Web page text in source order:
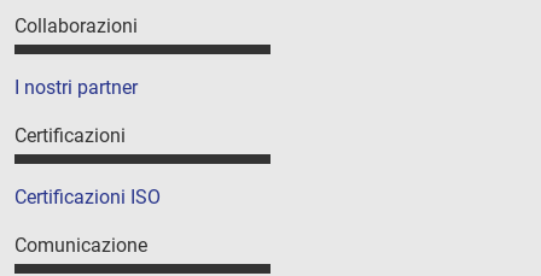
Collaborazioni
I nostri partner
Certificazioni
Certificazioni ISO
Comunicazione